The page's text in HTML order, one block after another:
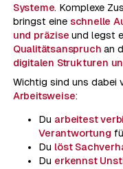
Systeme. Komplexe
bringst eine schnelle
und präziseund legst
Qualitätsanspruchan
digitalen Strukturen
Wichtig sind uns dabei
Arbeitsweise:
Du arbeitest
Verantwortung
Du löst
Du erkennst